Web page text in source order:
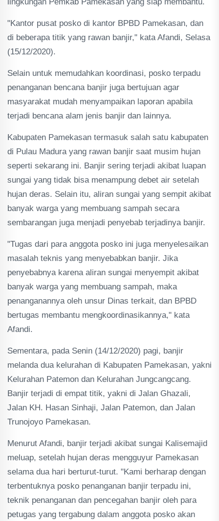
"Kantor pusat posko di kantor BPBD Pamekasan, dan
di beberapa titik yang rawan banjir," kata Afandi, Selasa
(15/12/2020).
Selain untuk memudahkan koordinasi, posko terpadu
penanganan bencana banjir juga bertujuan agar
masyarakat mudah menyampaikan laporan apabila
terjadi bencana alam jenis banjir dan lainnya.
Kabupaten Pamekasan termasuk salah satu kabupaten
di Pulau Madura yang rawan banjir saat musim hujan
seperti sekarang ini. Banjir sering terjadi akibat luapan
sungai yang tidak bisa menampung debet air setelah
hujan deras. Selain itu, aliran sungai yang sempit akibat
banyak warga yang membuang sampah secara
sembarangan juga menjadi penyebab terjadinya banjir.
"Tugas dari para anggota posko ini juga menyelesaikan
masalah teknis yang menyebabkan banjir. Jika
penyebabnya karena aliran sungai menyempit akibat
banyak warga yang membuang sampah, maka
penanganannya oleh unsur Dinas terkait, dan BPBD
bertugas membantu mengkoordinasikannya," kata
Afandi.
Sementara, pada Senin (14/12/2020) pagi, banjir
melanda dua kelurahan di Kabupaten Pamekasan, yakni
Kelurahan Patemon dan Kelurahan Jungcangcang.
Banjir terjadi di empat titik, yakni di Jalan Ghazali,
Jalan KH. Hasan Sinhaji, Jalan Patemon, dan Jalan
Trunojoyo Pamekasan.
Menurut Afandi, banjir terjadi akibat sungai Kalisemajid
meluap, setelah hujan deras mengguyur Pamekasan
selama dua hari berturut-turut. "Kami berharap dengan
terbentuknya posko penanganan banjir terpadu ini,
teknik penanganan dan pencegahan banjir oleh para
petugas yang tergabung dalam anggota posko akan